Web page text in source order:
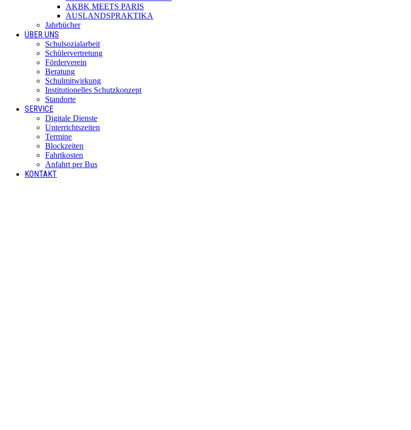
AKBK MEETS PARIS
AUSLANDSPRAKTIKA
Jahrbücher
ÜBER UNS
Schulsozialarbeit
Schülervertretung
Förderverein
Beratung
Schulmitwirkung
Institutionelles Schutzkonzept
Standorte
SERVICE
Digitale Dienste
Unterrichtszeiten
Termine
Blockzeiten
Fahrtkosten
Anfahrt per Bus
KONTAKT